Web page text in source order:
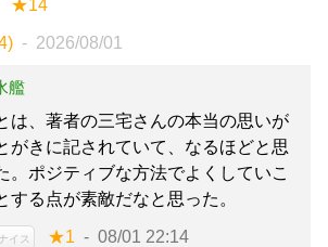
★14
2026/08/01
艦
は、著者の三宅さんの本当の思いが
がきに記されていて、なるほどと思
。ポジティブな方法でよくしていこ
する点が素敵だなと思った。
イス ★1 08/01 22:14